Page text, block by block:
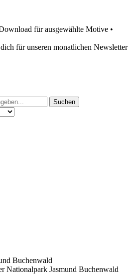
für ausgewählte Motive •
für unseren monatlichen Newsletter
Suchen
Buchenwald
Nationalpark Jasmund Buchenwald